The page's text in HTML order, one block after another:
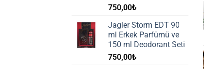
750,00₺
Jagler Storm EDT 90
ml Erkek Parfümü ve
150 ml Deodorant Seti
750,00₺